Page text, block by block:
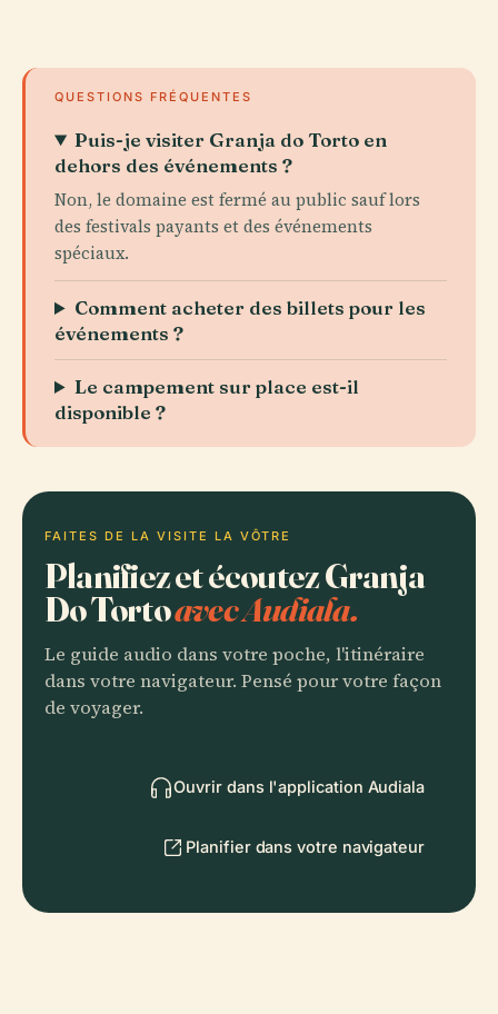
QUESTIONS FRÉQUENTES
Puis-je visiter Granja do Torto en
dehors des événements ?
Non, le domaine est fermé au public sauf lors
des festivals payants et des événements
spéciaux.
Comment acheter des billets pour les
événements ?
Le campement sur place est-il
disponible ?
FAITES DE LA VISITE LA VÔTRE
Planifiez et écoutez Granja
Do Tortoavec Audiala.
Le guide audio dans votre poche, l'itinéraire
dans votre navigateur. Pensé pour votre façon
de voyager.
Ouvrir dans l'application Audiala
Planifier dans votre navigateur